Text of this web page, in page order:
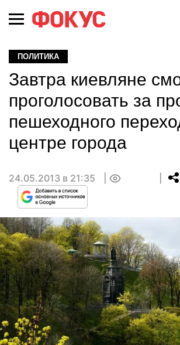
ПОЛИТИКА
Завтра киевляне
проголосовать за
пешеходного
центре города
24.05.2013 в 21:35